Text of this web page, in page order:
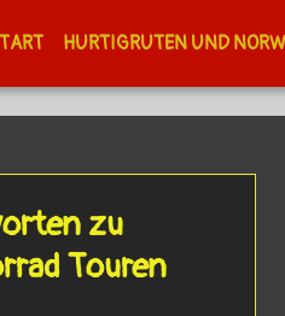
HURTIGRUTEN UND
zu
Touren